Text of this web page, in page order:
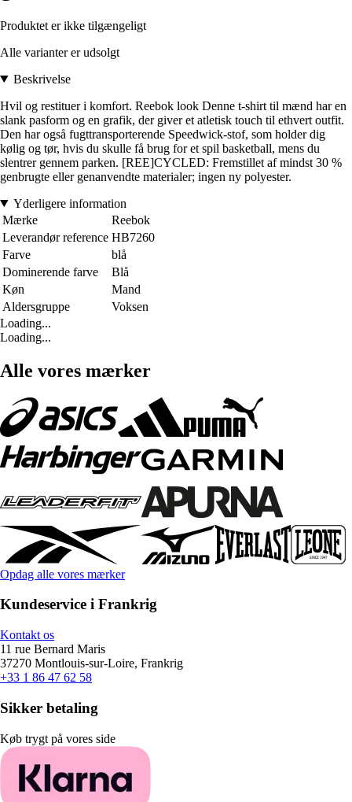
Produktet er ikke tilgængeligt
Alle varianter er udsolgt
Beskrivelse
Hvil og restituer i komfort. Reebok look Denne t-shirt til mænd har en
slank pasform og en grafik, der giver et atletisk touch til ethvert outfit.
Den har også fugttransporterende Speedwick-stof, som holder dig
kølig og tør, hvis du skulle få brug for et spil basketball, mens du
slentrer gennem parken. [REE]CYCLED: Fremstillet af mindst 30 %
genbrugte eller genanvendte materialer; ingen ny polyester.
Yderligere information
Mærke
Reebok
Leverandør reference HB7260
Farve
blå
Dominerende farve
Blå
Køn
Mand
Aldersgruppe
Voksen
Loading...
Loading...
Alle vores mærker
Opdag alle vores mærker
Kundeservice i Frankrig
Kontakt os
11 rue Bernard Maris
37270 Montlouis-sur-Loire, Frankrig
+33 1 86 47 62 58
Sikker betaling
Køb trygt på vores side